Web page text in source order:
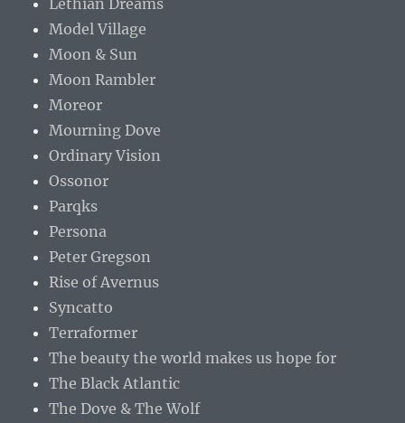
Model Village
Moon & Sun
Moon Rambler
Moreor
Mourning Dove
Ordinary Vision
Ossonor
Parqks
Persona
Peter Gregson
Rise of Avernus
Syncatto
Terraformer
The beauty the world makes us hope for
The Black Atlantic
The Dove & The Wolf